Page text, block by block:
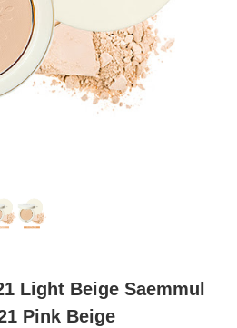
Light Beige Saemmul
Pink Beige